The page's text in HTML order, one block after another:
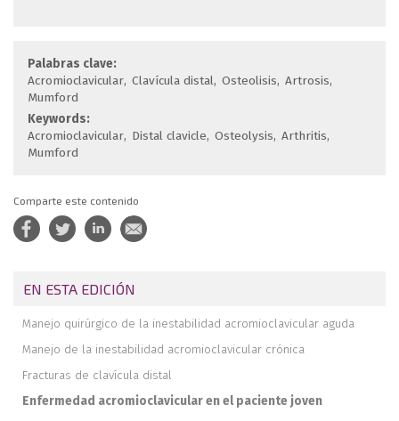
Palabras clave:
Acromioclavicular Clavícula distal Osteolisis Artrosis
Mumford
Keywords:
Acromioclavicular Distal clavicle Osteolysis Arthritis
Mumford
Comparte este contenido
EN ESTA EDICIÓN
Manejo quirúrgico de la inestabilidad acromioclavicular aguda
Manejo de la inestabilidad acromioclavicular crónica
Fracturas de clavícula distal
Enfermedad acromioclavicular en el paciente joven